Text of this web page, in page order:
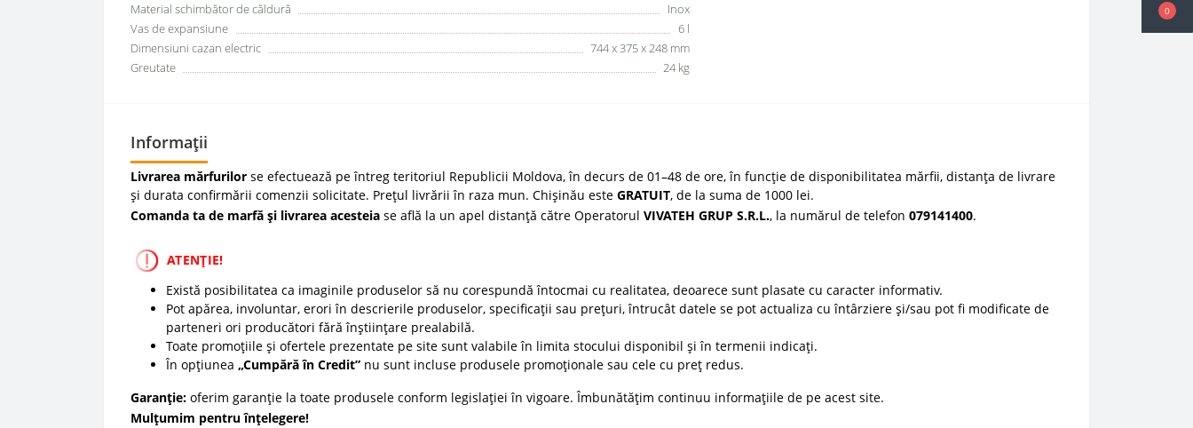
0
Material schimbător de căldură
Inox
Vas de expansiune
6 l
Dimensiuni cazan electric
744 x 375 x 248 mm
Greutate
24 kg
Informații
Livrarea mărfurilor se efectuează pe întreg teritoriul Republicii Moldova, în decurs de 01–48 de ore, în funcție de disponibilitatea mărfii, distanța de livrare
și durata confirmării comenzii solicitate. Prețul livrării în raza mun. Chișinău este GRATUIT, de la suma de 1000 lei.
Comanda ta de marfă și livrarea acesteia se află la un apel distanță către Operatorul VIVATEH GRUP S.R.L., la numărul de telefon 079141400.
ATENȚIE!
Există posibilitatea ca imaginile produselor să nu corespundă întocmai cu realitatea, deoarece sunt plasate cu caracter informativ.
Pot apărea, involuntar, erori în descrierile produselor, specificații sau prețuri, întrucât datele se pot actualiza cu întârziere și/sau pot fi modificate de
parteneri ori producători fără înștiințare prealabilă.
Toate promoțiile și ofertele prezentate pe site sunt valabile în limita stocului disponibil și în termenii indicați.
În opțiunea „Cumpără în Credit” nu sunt incluse produsele promoționale sau cele cu preț redus.
Garanție: oferim garanție la toate produsele conform legislației în vigoare. Îmbunătățim continuu informațiile de pe acest site.
Mulțumim pentru înțelegere!